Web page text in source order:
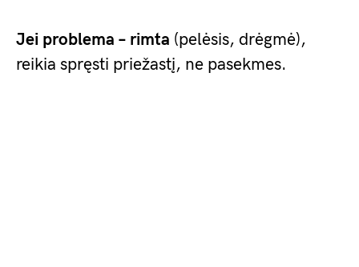
Jei problema – rimta (pelėsis, drėgmė),
reikia spręsti priežastį, ne pasekmes.